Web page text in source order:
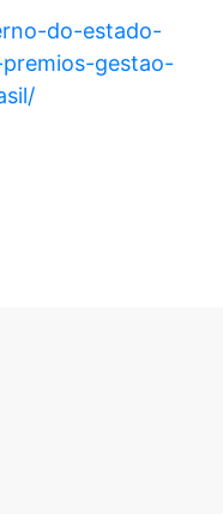
do-estado-
gestao-